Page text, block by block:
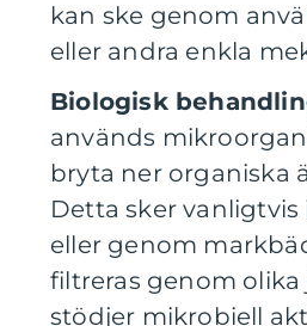
kan ske genom
eller andra enkla
Biologisk
används
bryta ner organiska
Detta sker
eller genom
filtreras genom
stödjer mikrobiell